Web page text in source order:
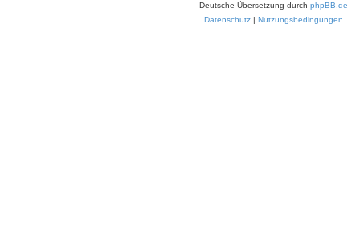
Deutsche Übersetzung durch phpBB.de
Datenschutz | Nutzungsbedingungen